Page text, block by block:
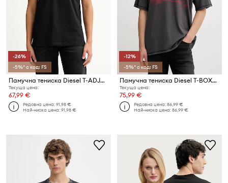
-26%
-5%* с код: FS
Памучна тениска Diesel T-ADJUST-OD
Текуща цена:
67,99 €
Редовна цена:91,98 €
Най-ниска цена:91,98 €
-12%
-5%* с код: FS
Памучна тениска Diesel T-BOXT-T5
Текуща цена:
75,99 €
Редовна цена:86,99 €
Най-ниска цена:86,99 €